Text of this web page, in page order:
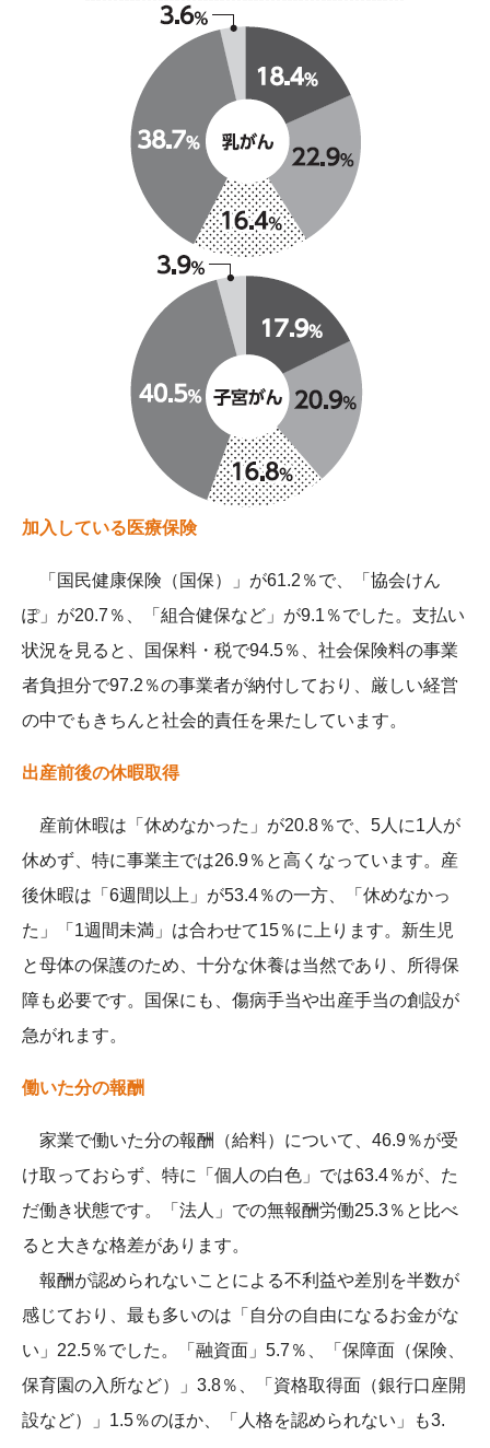
加入している医療保険
「国民健康保険（国保）」が61.2％で、「協会けん
ぽ」が20.7％、「組合健保など」が9.1％でした。支払い
状況を見ると、国保料・税で94.5％、社会保険料の事業
者負担分で97.2％の事業者が納付しており、厳しい経営
の中でもきちんと社会的責任を果たしています。
出産前後の休暇取得
産前休暇は「休めなかった」が20.8％で、5人に1人が
休めず、特に事業主では26.9％と高くなっています。産
後休暇は「6週間以上」が53.4％の一方、「休めなかっ
た」「1週間未満」は合わせて15％に上ります。新生児
と母体の保護のため、十分な休養は当然であり、所得保
障も必要です。国保にも、傷病手当や出産手当の創設が
急がれます。
働いた分の報酬
家業で働いた分の報酬（給料）について、46.9％が受
け取っておらず、特に「個人の白色」では63.4％が、た
だ働き状態です。「法人」での無報酬労働25.3％と比べ
ると大きな格差があります。
報酬が認められないことによる不利益や差別を半数が
感じており、最も多いのは「自分の自由になるお金がな
い」22.5％でした。「融資面」5.7％、「保障面（保険、
保育園の入所など）」3.8％、「資格取得面（銀行口座開
設など）」1.5％のほか、「人格を認められない」も3.